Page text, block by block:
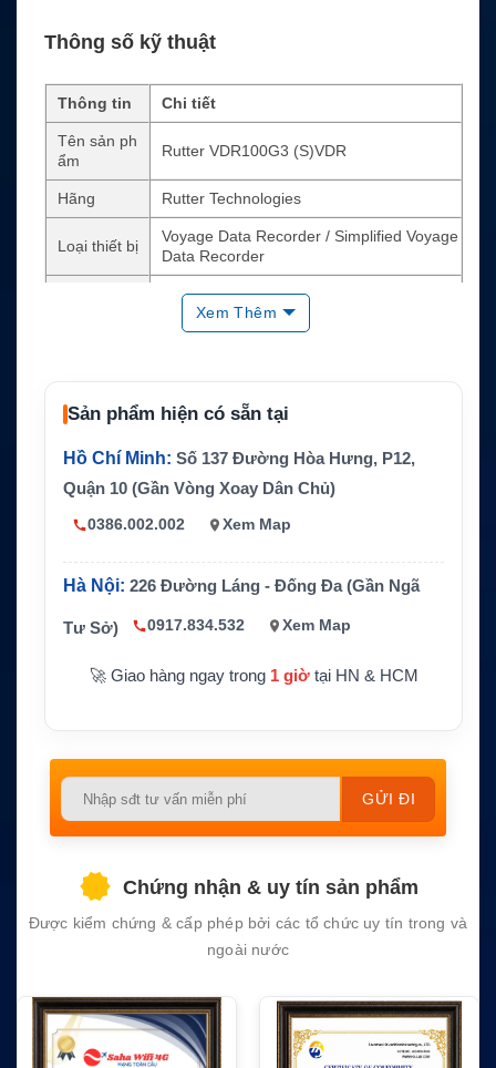
Thông số kỹ thuật
Thông tin Chi tiết
Tên sản ph
ẩm
Rutter VDR100G3 (S)VDR
Hãng Rutter Technologies
Loại thiết bị
Voyage Data Recorder / Simplified Voyage
Data Recorder
Bulkhead-mount, nhỏ gọn, phù hợp retrofit
Audio, radar video, NMEA, AIS, dữ liệu điề
ữ liệu
ùy cấu hình
Phần mềm
Lưu trữ
Solid-state memory và lưu trữ nội bộ tùy c
ấu hình
ở rộng
onitoring, Remote Diagnostics
Thành phầ
n liên quan
OAU, DMM, Audio Module, Video Module,
FRM/SFRM, RSM
Xem Thêm
Sản phẩm hiện có sẵn tại
Hồ Chí Minh: Số 137 Đường Hòa Hưng, P12,
Quận 10 (Gần Vòng Xoay Dân Chủ)
0386.002.002 Xem Map
Hà Nội: 226 Đường Láng - Đống Đa (Gần Ngã
Tư Sở) 0917.834.532 Xem Map
🚀 Giao hàng ngay trong 1 giờtại HN & HCM
Please
empty.
Chứng nhận & uy tín sản phẩm
Được kiểm chứng & cấp phép bởi các tổ chức uy tín trong và
ngoài nước